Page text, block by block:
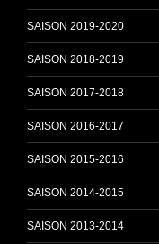
o
h
SAISON 2019-2020
SAISON 2018-2019
SAISON 2017-2018
SAISON 2016-2017
SAISON 2015-2016
SAISON 2014-2015
SAISON 2013-2014